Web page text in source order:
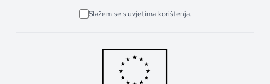
Slažem se s uvjetima korištenja.